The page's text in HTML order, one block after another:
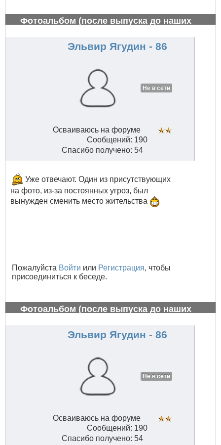
Фотоальбом (после выпуска до наших
Эльвир Ягудин - 86
Не в сети
Осваиваюсь на форуме
Сообщений: 190
Спасибо получено: 54
Уже отвечают. Один из присутствующих
на фото, из-за постоянных угроз, был
вынужден сменить место жительства
Пожалуйста Войти или Регистрация, чтобы
присоединиться к беседе.
Фотоальбом (после выпуска до наших
Эльвир Ягудин - 86
Не в сети
Осваиваюсь на форуме
Сообщений: 190
Спасибо получено: 54